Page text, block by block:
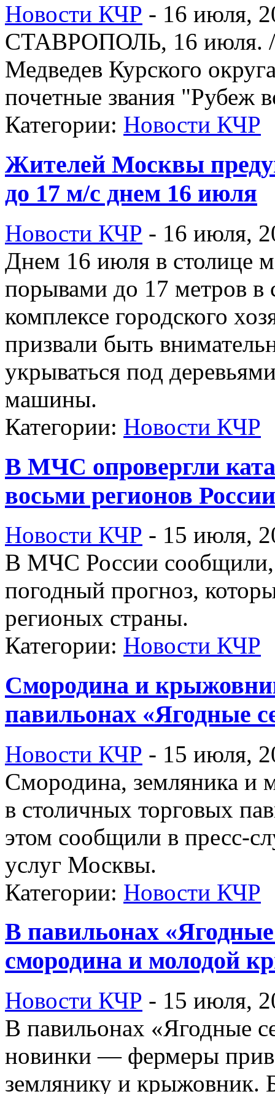
Новости КЧР - 16 июля,
СТАВРОПОЛЬ, 16 июля. /
Медведев Курского
почетные звания "Рубеж
Категории: Новости КЧР
Жителей Москвы
до 17 м/c днем 16 июля
Новости КЧР - 16 июля,
Днем 16 июля в столице
порывами до 17 метров в
комплексе городского
призвали быть
укрываться под
машины.
Категории: Новости КЧР
В МЧС опровергли
восьми регионов России
Новости КЧР - 15 июля,
В МЧС России сообщили,
погодный прогноз,
регионых страны.
Категории: Новости КЧР
Смородина и
павильонах «Ягодные
Новости КЧР - 15 июля,
Смородина, земляника и
в столичных торговых
этом сообщили в пресс-
услуг Москвы.
Категории: Новости КЧР
В павильонах
смородина и молодой
Новости КЧР - 15 июля,
В павильонах «Ягодные
новинки — фермеры
землянику и крыжовник.